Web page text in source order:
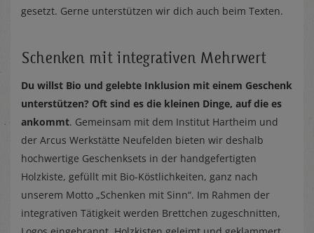
gesetzt. Gerne unterstützen wir dich auch beim Texten.
Schenken mit integrativen Mehrwert
Du willst Bio und gelebte Inklusion mit einem Geschenk
unterstützen? Oft sind es die kleinen Dinge, auf die es
ankommt. Gemeinsam mit dem Institut Hartheim und
der Arcus Werkstätte Neufelden bieten wir deshalb
hochwertige Geschenksets in der handgefertigten
Holzkiste, gefüllt mit Bio-Köstlichkeiten, ganz nach
unserem Motto „Schenken mit Sinn“. Im Rahmen der
integrativen Tätigkeit werden Brettchen zugeschnitten,